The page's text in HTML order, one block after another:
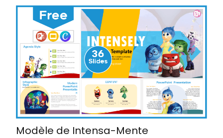
Modèle de Intensa-Mente